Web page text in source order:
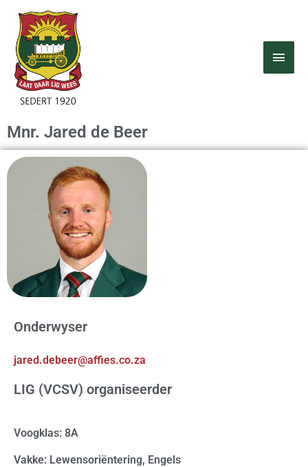
content
Mnr. Jared de Beer
Onderwyser
jared.debeer@affies.co.za
LIG (VCSV) organiseerder
Voogklas: 8A
Vakke: Lewensoriëntering, Engels